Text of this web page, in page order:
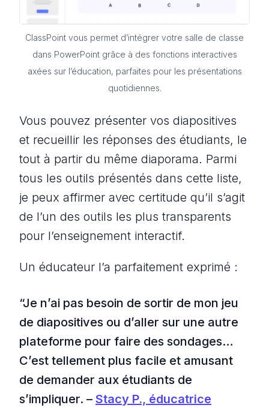
ClassPoint vous permet d’intégrer votre salle de classe
dans PowerPoint grâce à des fonctions interactives
axées sur l’éducation, parfaites pour les présentations
quotidiennes.
Vous pouvez présenter vos diapositives
et recueillir les réponses des étudiants, le
tout à partir du même diaporama. Parmi
tous les outils présentés dans cette liste,
je peux affirmer avec certitude qu’il s’agit
de l’un des outils les plus transparents
pour l’enseignement interactif.
Un éducateur l’a parfaitement exprimé :
“Je n’ai pas besoin de sortir de mon jeu
de diapositives ou d’aller sur une autre
plateforme pour faire des sondages…
C’est tellement plus facile et amusant
de demander aux étudiants de
s’impliquer. – Stacy P., éducatrice